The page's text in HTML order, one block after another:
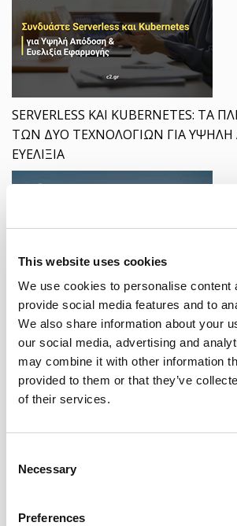
This website uses cookies
We use cookies to personalise content
provide social media features and to
We also share information about your
our social media, advertising and
may combine it with other information
provided to them or that they’ve
of their services.
Selection
Necessary
Preferences
SERVERLESS ΚΑΙ KUBERNETES:
ΤΩΝ ΔΥΟ ΤΕΧΝΟΛΟΓΙΩΝ ΓΙΑ ΥΨΗΛΗ
ΕΥΕΛΙΞΙΑ
ΕΥΡΩΠΗ: ΡΕΚΟΡ ΣΤΗΝ ΑΝΑΠΤΥΞΗ
CENTERS ΤΟ 2025, ΣΥΜΦΩΝΑ ΜΕ
ΥΠΗΡΕΣΙΕΣ ΣΤΟ CLOUD